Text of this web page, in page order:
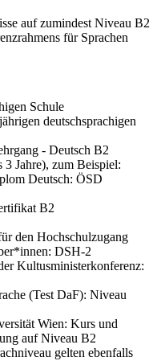
auf zumindest Niveau B2
für Sprachen
Schule
deutschsprachigen
- Deutsch B2
Jahre), zum Beispiel:
Deutsch: ÖSD
B2
den Hochschulzugang
DSH-2
Kultusministerkonferenz:
(Test DaF): Niveau
Wien: Kurs und
auf Niveau B2
gelten ebenfalls